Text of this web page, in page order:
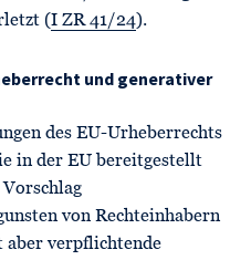
(I ZR 41/24).
und generativer
des EU-Urheberrechts
in der EU bereitgestellt
von Rechteinhabern
aber verpflichtende